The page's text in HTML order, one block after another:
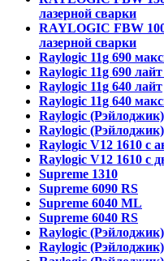
лазерной сварки
RAYLOGIC FBW
лазерной сварки
Raylogic 11g 690
Raylogic 11g 690
Raylogic 11g 640 лайт
Raylogic 11g 640
Raylogic
Raylogic
Raylogic V12 1610 с
Raylogic V12 1610 с
Supreme 1310
Supreme 6090 RS
Supreme 6040 ML
Supreme 6040 RS
Raylogic
Raylogic